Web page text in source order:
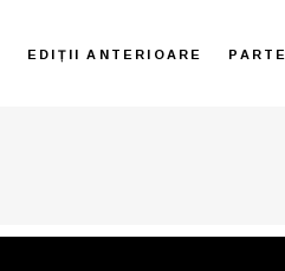
EDIȚII ANTERIOARE